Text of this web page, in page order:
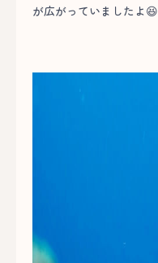
が広がっていましたよ😆